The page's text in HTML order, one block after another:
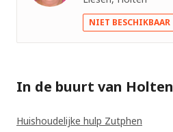
NIET BESCHIKBAAR
In de buurt van Holten
Huishoudelijke hulp Zutphen